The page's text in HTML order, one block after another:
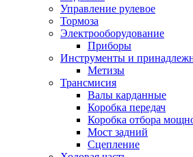
Управление рулевое
Тормоза
Электрооборудование
Приборы
Инструменты и
Метизы
Трансмисия
Валы карданные
Коробка передач
Коробка отбора
Мост задний
Сцепление